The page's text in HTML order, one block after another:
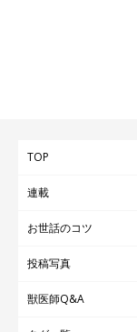
TOP
連載
お世話のコツ
投稿写真
獣医師Q&A